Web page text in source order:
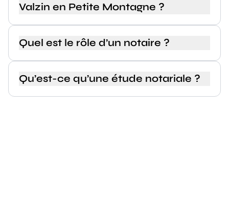
Valzin en Petite Montagne ?
Quel est le rôle d’un notaire ?
Qu’est-ce qu’une étude notariale ?